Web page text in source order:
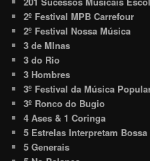
2º Festival MPB Carrefour
2º Festival Nossa Música
3 de MInas
3 do Rio
3 Hombres
3º Festival da Música
3º Ronco do Bugio
4 Ases & 1 Coringa
5 Estrelas Interpretam Bossa
5 Generais